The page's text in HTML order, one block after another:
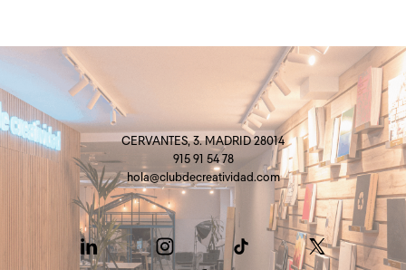
CERVANTES, 3. MADRID 28014
915 91 54 78
hola@clubdecreatividad.com